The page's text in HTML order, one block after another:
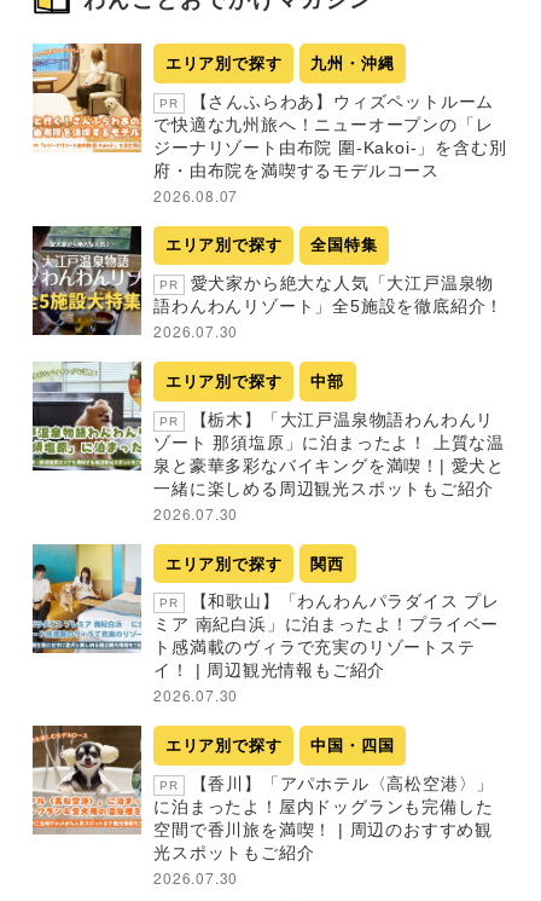
エリア別で探す 九州・沖縄
PR
【さんふらわあ】ウィズペットルーム
で快適な九州旅へ！ニューオープンの「レ
ジーナリゾート由布院 圍-Kakoi-」を含む別
府・由布院を満喫するモデルコース
2026.08.07
エリア別で探す 全国特集
PR
愛犬家から絶大な人気「大江戸温泉物
語わんわんリゾート」全5施設を徹底紹介！
2026.07.30
エリア別で探す 中部
PR
【栃木】「大江戸温泉物語わんわんリ
ゾート 那須塩原」に泊まったよ！ 上質な温
泉と豪華多彩なバイキングを満喫！| 愛犬と
一緒に楽しめる周辺観光スポットもご紹介
2026.07.30
エリア別で探す 関西
PR
【和歌山】「わんわんパラダイス プレ
ミア 南紀白浜」に泊まったよ！プライベー
ト感満載のヴィラで充実のリゾートステ
イ！ | 周辺観光情報もご紹介
2026.07.30
エリア別で探す 中国・四国
PR
【香川】「アパホテル〈高松空港〉」
に泊まったよ！屋内ドッグランも完備した
空間で香川旅を満喫！ | 周辺のおすすめ観
光スポットもご紹介
2026.07.30